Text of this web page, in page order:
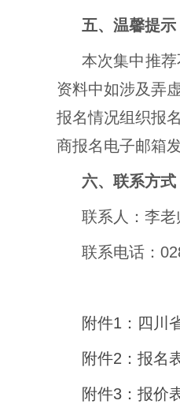
五、温馨提示
本次集中推
资料中如涉及弄
报名情况组织报
商报名电子邮箱
六、联系方式
联系人：李老
联系电话：
附件1：四川
附件2：报名
附件3：报价